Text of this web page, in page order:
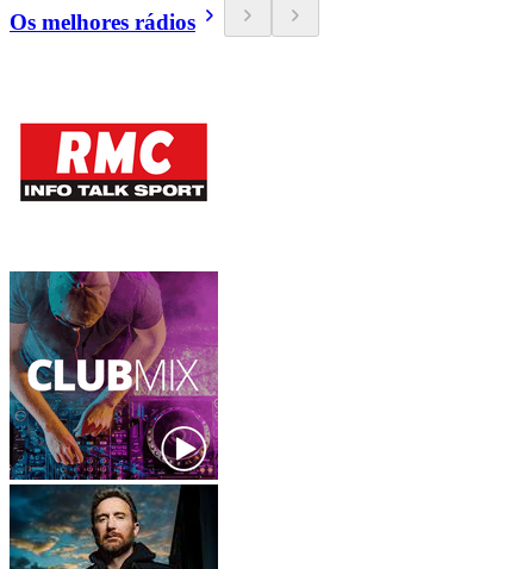
Os melhores rádios